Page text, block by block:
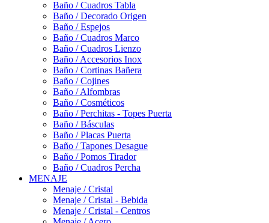
Baño / Cuadros Tabla
Baño / Decorado Origen
Baño / Espejos
Baño / Cuadros Marco
Baño / Cuadros Lienzo
Baño / Accesorios Inox
Baño / Cortinas Bañera
Baño / Cojines
Baño / Alfombras
Baño / Cosméticos
Baño / Perchitas - Topes Puerta
Baño / Básculas
Baño / Placas Puerta
Baño / Tapones Desague
Baño / Pomos Tirador
Baño / Cuadros Percha
MENAJE
Menaje / Cristal
Menaje / Cristal - Bebida
Menaje / Cristal - Centros